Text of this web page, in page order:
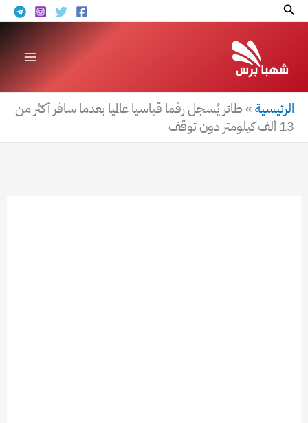
تخطيالبحث
الرئيسية»طائر يُسجل رقما قياسيا عالميا بعدما سافر أكثر من
13 ألف كيلومتر دون توقف